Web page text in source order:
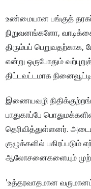
உண்மையான பங்குத்
நிறுவனங்களோ,
திரும்பப்
என்று ஒருபோதும்
திட்டவட்டமாக
இணையவழி
பாதுகாப்பே
தெரிவித்துள்ளனர்.
குழுக்களில் பகிரப்படும்
ஆலோசனைகளையும்
'உத்தரவாதமான